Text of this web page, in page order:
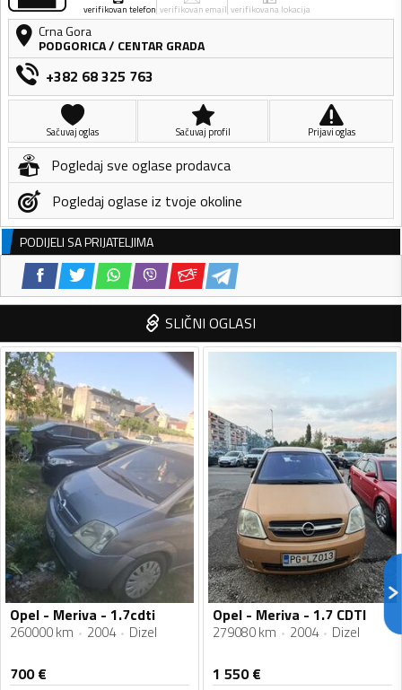
verifikovan telefon verifikovan email verifikovana lokacija
Crna Gora
PODGORICA/ CENTAR GRADA
+382 68 325 763
Sačuvaj oglas Sačuvaj profil Prijavi oglas
Pogledaj sve oglase prodavca
Pogledaj oglase iz tvoje okoline
PODIJELI SA PRIJATELJIMA
SLIČNI OGLASI
Opel - Meriva - 1.7cdti
260000 km 2004 Dizel
700€
Opel - Meriva - 1.7 CDTI
279080 km 2004 Dizel
1 550€